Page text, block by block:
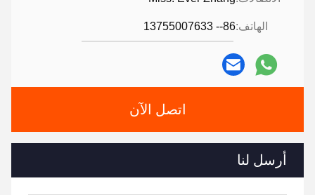
الهاتف:86-- 13755007633
اتصل الآن
أرسل لنا